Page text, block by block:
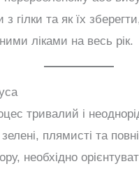
гілки та як їх
ліками на весь рік.
тривалий і
плямисті та
необхідно